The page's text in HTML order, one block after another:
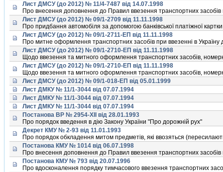
Лист ДМСУ (до 2012) № 11/4-7487 від 14.07.1998
Про внесення доповнення до Правил ввезення транспортних засобiв
Лист ДМСУ (до 2012) № 09/1-2709 від 11.11.1998
Про придбання автомобіля за допомогою банківської платіжної
Лист ДМСУ (до 2012) № 09/1-2711-ЕП від 11.11.1998
Про митне оформлення транспортних засобiв при ввезеннi в Україну
Лист ДМСУ (до 2012) № 09/1-2710-ЕП від 11.11.1998
Щодо ввезення та митного оформлення транспортних засобiв,
Лист ДМСУ (до 2012) № 09/1-2710-ЕП від 11.11.1998
Щодо ввезення та митного оформлення транспортних засобiв,
Лист ДМСУ (до 2012) № 09/1-018-ЕП від 05.01.1999
Лист ДМКУ № 11/1-3044 від 07.07.1994
Лист ДМКУ № 11/1-3044 від 07.07.1994
Лист ДМКУ № 11/1-3044 від 07.07.1994
Постанова ВР № 2954-XII від 28.01.1993
Про порядок введення в дiю Закону України "Про дорожнiй рух"
Декрет КМУ № 2-93 від 11.01.1993
Про порядок обкладення митом предметiв, якi ввозяться
Постанова КМУ № 1014 від 06.07.1998
Про внесення доповнення до Правил ввезення транспортних засобiв
Постанова КМУ № 793 від 20.07.1996
Про вдосконалення порядку тимчасового ввезення транспортних